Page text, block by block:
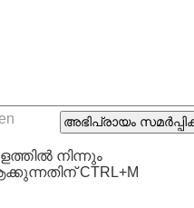
നിന്നും
CTRL+M